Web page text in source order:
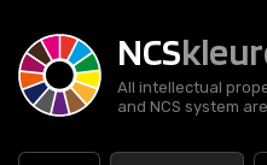
NCS
All intellectual
and NCS system